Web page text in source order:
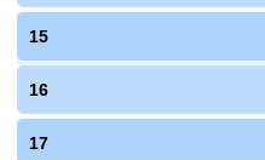
15
16
17